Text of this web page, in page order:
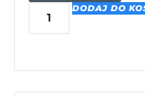
DODAJ DO